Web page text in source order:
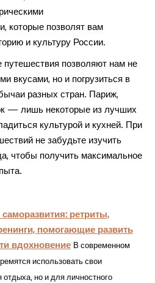
которые позволят вам
и культуру России.
позволяют нам не
вкусами, но и погрузиться в
разных стран. Париж,
— лишь некоторые из лучших
культурой и кухней. При
не забудьте изучить
чтобы получить максимальное
ретриты,
помогающие развить
вдохновение В современном
использовать свои
но и для личностного